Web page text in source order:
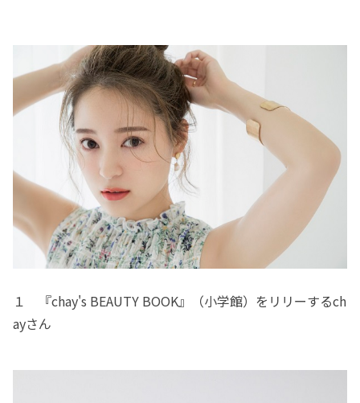
１ 『chay's BEAUTY BOOK』（小学館）をリリーするch
ayさん